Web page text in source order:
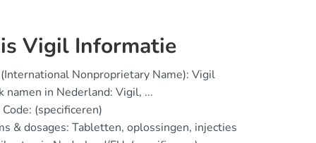
Vigil Informatie
Nonproprietary Name): Vigil
namen in Nederland: Vigil, ...
Code: (specificeren)
& dosages: Tabletten, oplossingen, injecties